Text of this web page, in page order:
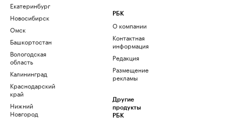
Екатеринбург
Новосибирск
Омск
Башкортостан
Вологодская
область
Калининград
Краснодарский
край
Нижний
Новгород
РБК
О компании
Контактная
информация
Редакция
Размещение
рекламы
Другие
продукты
РБК